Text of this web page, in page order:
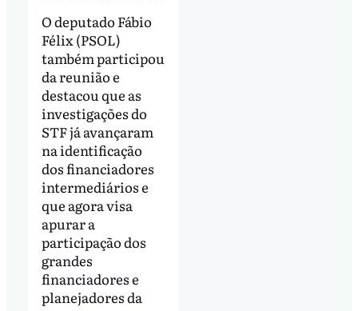
O deputado Fábio
Félix (PSOL)
também participou
da reunião e
destacou que as
investigações do
STF já avançaram
na identificação
dos financiadores
intermediários e
que agora visa
apurar a
participação dos
grandes
financiadores e
planejadores da